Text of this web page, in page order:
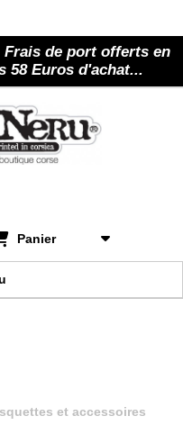
de port offerts en
58 Euros d'achat...
Panier
et accessoires